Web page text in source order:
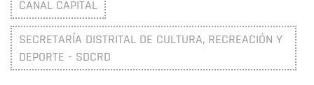
CANAL CAPITAL
SECRETARÍA DISTRITAL DE CULTURA, RECREACIÓN Y
DEPORTE - SDCRD